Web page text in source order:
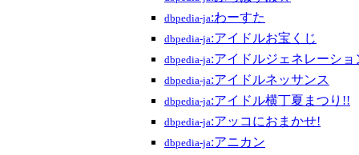
dbpedia-ja:わーすた
dbpedia-ja:アイドルお宝くじ
dbpedia-ja:アイドルジェネレーショ
dbpedia-ja:アイドルネッサンス
dbpedia-ja:アイドル横丁夏まつり!!
dbpedia-ja:アッコにおまかせ!
dbpedia-ja:アニカン